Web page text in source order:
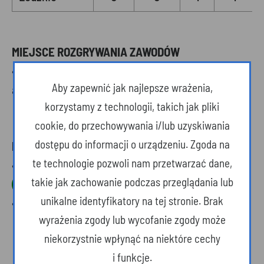
MIEJSCE ROZGRYWANIA ZAWODÓW
•
adres:
ul. Armii Krajowej 57, Łańcut
PLIKI DO POBRANIA
•
Zgłoszenie reprezentacji i lista meldunkowa
(plik xlsx, 83KB)
•
Oświadczenie RODO (plik DOCX, 26KB)
Aby zapewnić jak najlepsze wrażenia,
korzystamy z technologii, takich jak pliki
cookie, do przechowywania i/lub uzyskiwania
dostępu do informacji o urządzeniu. Zgoda na
te technologie pozwoli nam przetwarzać dane,
takie jak zachowanie podczas przeglądania lub
unikalne identyfikatory na tej stronie. Brak
wyrażenia zgody lub wycofanie zgody może
niekorzystnie wpłynąć na niektóre cechy
i funkcje.